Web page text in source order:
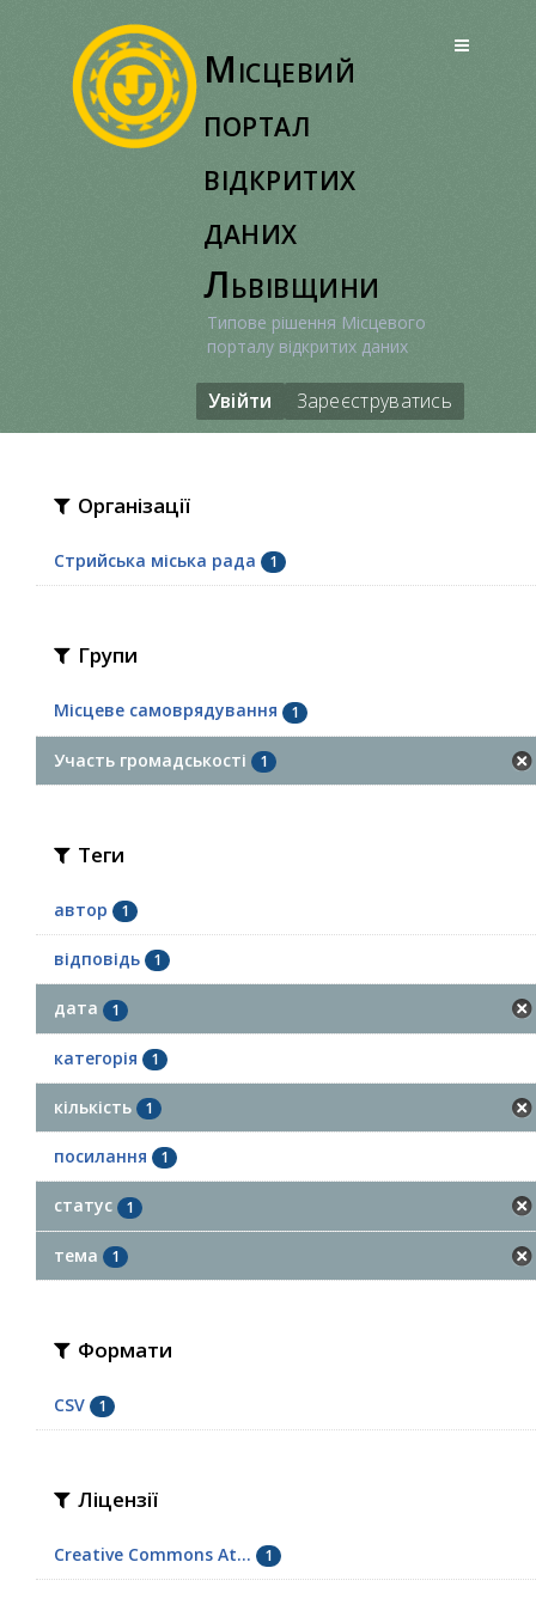
Місцевий
портал
відкритих
даних
Львівщини
Типове рішення Місцевого
порталу відкритих даних
Увійти Зареєструватись
Організації
Стрийська міська рада 1
Групи
Місцеве самоврядування 1
Участь громадськості 1
Теги
автор 1
відповідь 1
дата 1
категорія 1
кількість 1
посилання 1
статус 1
тема 1
Формати
CSV 1
Ліцензії
Creative Commons At... 1